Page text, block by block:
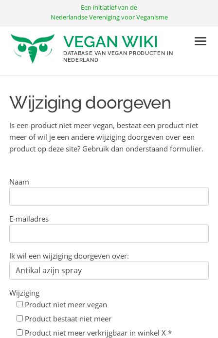
inhoud
Een initiatief van de
Nederlandse Vereniging voor Veganisme
VEGAN WIKI
DATABASE VAN VEGAN PRODUCTEN IN
NEDERLAND
Wijziging doorgeven
Is een product niet meer vegan, bestaat een product niet
meer of wil je een andere wijziging doorgeven over een
product op deze site? Gebruik dan onderstaand formulier.
Naam
E-mailadres
Ik wil een wijziging doorgeven over:
Wijziging
Product niet meer vegan
Product bestaat niet meer
Product niet meer verkrijgbaar in winkel X *